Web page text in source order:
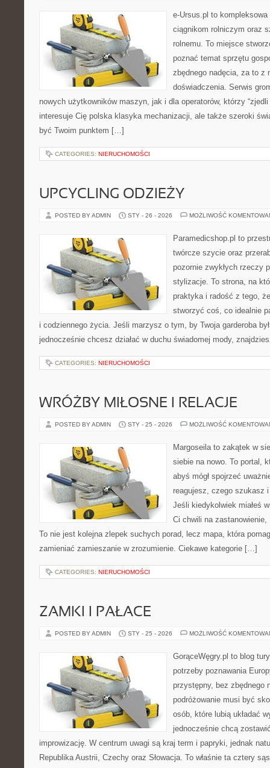
e-Ursus.pl to
ciągnikom rolniczym oraz
rolnemu. To miejsce
poznać temat sprzętu
zbędnego nadęcia, za to z
doświadczenia. Serwis
nowych użytkowników maszyn, jak i dla operatorów, którzy
interesuje Cię polska klasyka mechanizacji, ale także szeroki
być Twoim punktem […]
CATEGORIES: NIERUCHOMOŚCI
UPCYCLING ODZIEŻY
POSTED BY ADMIN STY - 26 - 2026 MOŻLIWOŚĆ
Paramedicshop.pl to
twórcze szycie oraz
pozornie zwykłych rzeczy
stylizacje. To strona, na
praktyka i radość z tego,
stworzyć coś, co idealnie
i codziennego życia. Jeśli marzysz o tym, by Twoja garderoba
jednocześnie chcesz działać w duchu świadomej mody,
CATEGORIES: NIERUCHOMOŚCI
WRÓŻBY MIŁOSNE I RELACJE
POSTED BY ADMIN STY - 25 - 2026 MOŻLIWOŚĆ
Margoseila to zakątek w
siebie na nowo. To portal,
abyś mógł spojrzeć
reagujesz, czego szukasz
Jeśli kiedykolwiek miałeś
Ci chwili na
To nie jest kolejna zlepek suchych porad, lecz mapa, która
zamieniać zamieszanie w zrozumienie. Ciekawe kategorie […]
CATEGORIES: NIERUCHOMOŚCI
ZAMKI I PAŁACE
POSTED BY ADMIN STY - 25 - 2026 MOŻLIWOŚĆ
GorąceWęgry.pl to blog
potrzeby poznawania
przystępny, bez zbędnego
podróżowanie musi być
osób, które lubią układać
jednocześnie chcą
improwizację. W centrum uwagi są kraj term i papryki, jednak
Republika Austrii, Czechy oraz Słowacja. To właśnie ta cztery